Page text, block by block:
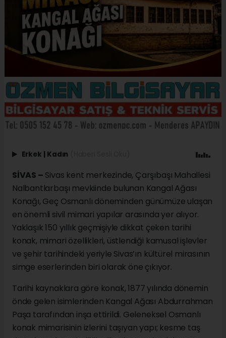
Erkek Kadın
SİVAS – Sivas kent merkezinde, Çarşıbaşı Mahallesi
Nalbantlarbaşı mevkiinde bulunan Kangal Ağası
Konağı, Geç Osmanlı döneminden günümüze ulaşan
en önemli sivil mimari yapılar arasında yer alıyor.
Yaklaşık 150 yıllık geçmişiyle dikkat çeken tarihi
konak, mimari özellikleri, üstlendiği kamusal işlevler
ve şehir tarihindeki yeriyle Sivas’ın kültürel mirasının
simge eserlerinden biri olarak öne çıkıyor.
Tarihi kaynaklara göre konak, 1877 yılında dönemin
önde gelen isimlerinden Kangal Ağası Abdurrahman
Paşa tarafından inşa ettirildi. Geleneksel Osmanlı
konak mimarisinin izlerini taşıyan yapı; kesme taş